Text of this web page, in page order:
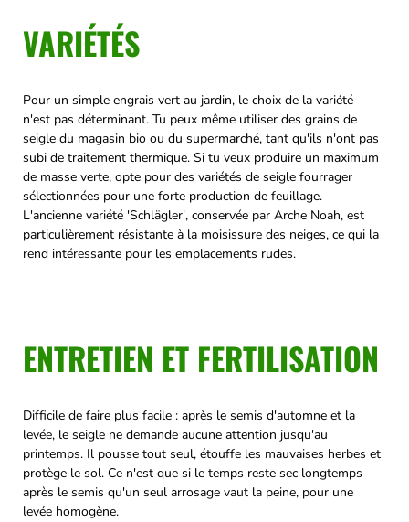
VARIÉTÉS
Pour un simple engrais vert au jardin, le choix de la variété
n'est pas déterminant. Tu peux même utiliser des grains de
seigle du magasin bio ou du supermarché, tant qu'ils n'ont pas
subi de traitement thermique. Si tu veux produire un maximum
de masse verte, opte pour des variétés de seigle fourrager
sélectionnées pour une forte production de feuillage.
L'ancienne variété 'Schlägler', conservée par Arche Noah, est
particulièrement résistante à la moisissure des neiges, ce qui la
rend intéressante pour les emplacements rudes.
ENTRETIEN ET FERTILISATION
Difficile de faire plus facile : après le semis d'automne et la
levée, le seigle ne demande aucune attention jusqu'au
printemps. Il pousse tout seul, étouffe les mauvaises herbes et
protège le sol. Ce n'est que si le temps reste sec longtemps
après le semis qu'un seul arrosage vaut la peine, pour une
levée homogène.